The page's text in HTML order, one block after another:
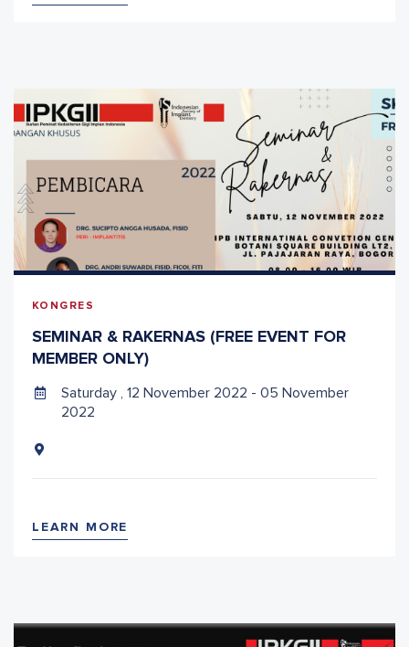
KONGRES
SEMINAR & RAKERNAS (FREE EVENT FOR
MEMBER ONLY)
Saturday , 12 November 2022 - 05 November
2022
LEARN MORE